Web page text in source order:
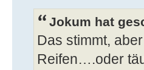
Jokum hat
Das stimmt,
Reifen….oder